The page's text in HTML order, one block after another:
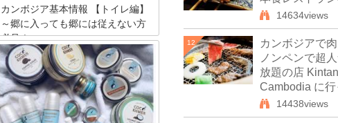
カンボジア基本情報 【トイレ編】
～郷に入っても郷には従えない方
必見！～
カンボジアを旅行する際に気になるのが
トイレ事情。日本のようにコンビニや公
衆トイレが利用できるのか、衛生面には
問題はないのか、どうやって使うのかと
いったカンボジアのトイレ事情について
ご紹介。
14634views
12
カンボジアで
ノンペンで超
放題の店
Cambodia に行
14438views